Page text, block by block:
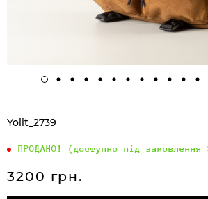
Yolit_2739
ПРОДАНО! (доступно під замовлення
3200 грн.